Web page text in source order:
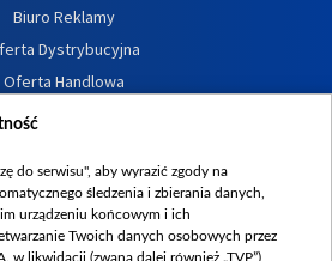
Biuro Reklamy
Dystrybucyjna
Oferta Handlowa
Dostępność
zgłoszeń wewnętrznych
do serwisu", aby wyrazić zgody na
śledzenia i zbierania danych,
urządzeniu końcowym i ich
Twoich danych osobowych przez
w likwidacji (zwaną dalej również „TVP”),